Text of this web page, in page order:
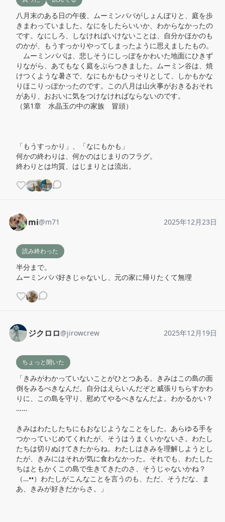
八月末のある日の午後、ムーミンパパがしょんぼりと、庭を歩
きまわっていました。なにをしたらいいか、わからなかったの
です。なにしろ、しなければいけないことは、自分かほかのも
のかが、もうすっかりやってしまったように思えましたもの。
ムーミンパパは、悲しそうにしっぽをかわいた地面にひきず
りながら、あてもなく庭をぶらつきました。ムーミン谷は、焼
けつくような暑さで、なにもかもひっそりとして、しかもかな
りほこりっぽかったのです。この八月は山火事がおきるおそれ
があり、おおいに気をつけなければならないのです。
（第1章　水晶玉の中の家族　冒頭）
「もうすっかり」、「なにもかも」
何かの終わりは、何かのはじまりのフラグ。
終わりとは均質、はじまりとは流出。
mi@m71 2025年12月23日
読み終わった
半分まで。
ムーミンパパ好きじゃないし、元の家に帰りたくて無理
ジクロロ@jirowcrew 2025年12月19日
ちょっと開いた
「きみがわかっていないことがひとつある。きみはこの島の面
倒をみるべきなんだ。自分はえらいんだぞと威張りちらすかわ
りに、この島を守り、慰めてやるべきなんだよ。わかるかい？
……
きみはわたしたちにもおなじようなことをした。あらゆる手を
つかっていじめてくれたが、そうはうまくいかないさ。わたし
たちは切りぬけてきたからね。わたしはきみを理解しようとし
たが、きみにはそれが気に食わなかった。それでも、わたした
ちはともかくこの島で生きてきたのさ、そうじゃないかね？
（…••）わたしがこんなことを言うのも、ただ、そうだな、ま
あ、きみが好きだからさ。」